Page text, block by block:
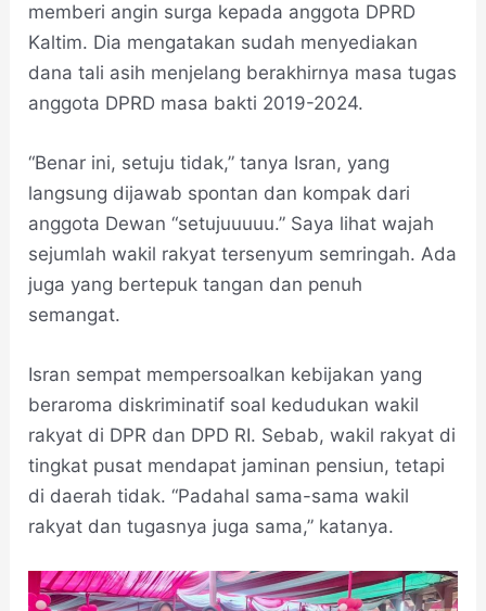
memberi angin surga kepada anggota DPRD
Kaltim. Dia mengatakan sudah menyediakan
dana tali asih menjelang berakhirnya masa tugas
anggota DPRD masa bakti 2019-2024.
“Benar ini, setuju tidak,” tanya Isran, yang
langsung dijawab spontan dan kompak dari
anggota Dewan “setujuuuuu.” Saya lihat wajah
sejumlah wakil rakyat tersenyum semringah. Ada
juga yang bertepuk tangan dan penuh
semangat.
Isran sempat mempersoalkan kebijakan yang
beraroma diskriminatif soal kedudukan wakil
rakyat di DPR dan DPD RI. Sebab, wakil rakyat di
tingkat pusat mendapat jaminan pensiun, tetapi
di daerah tidak. “Padahal sama-sama wakil
rakyat dan tugasnya juga sama,” katanya.